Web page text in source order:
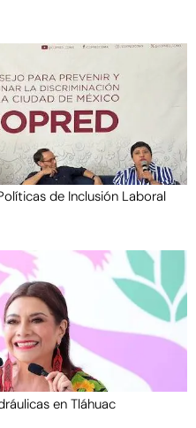
de Inclusión Laboral
en Tláhuac